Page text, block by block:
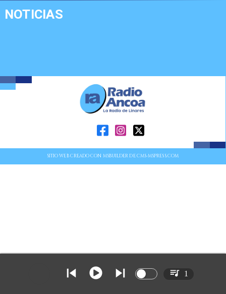
NOTICIAS
SITIO WEB CREADO CON MSBUILDER DE CMS-MSPRESS.COM
1